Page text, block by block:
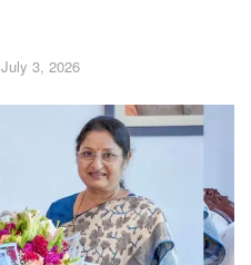
July 3, 2026